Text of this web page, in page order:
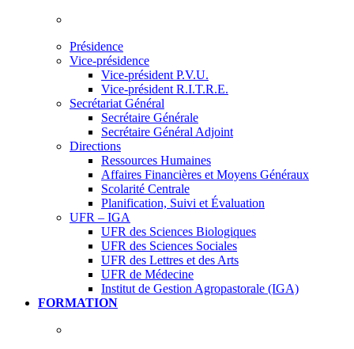
Présidence
Vice-présidence
Vice-président P.V.U.
Vice-président R.I.T.R.E.
Secrétariat Général
Secrétaire Générale
Secrétaire Général Adjoint
Directions
Ressources Humaines
Affaires Financières et Moyens Généraux
Scolarité Centrale
Planification, Suivi et Évaluation
UFR – IGA
UFR des Sciences Biologiques
UFR des Sciences Sociales
UFR des Lettres et des Arts
UFR de Médecine
Institut de Gestion Agropastorale (IGA)
FORMATION